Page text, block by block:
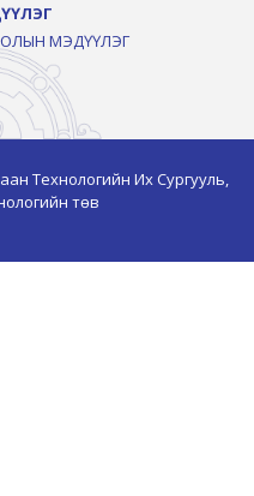
МЭДҮҮЛЭГ
Технологийн Их Сургууль,
төв